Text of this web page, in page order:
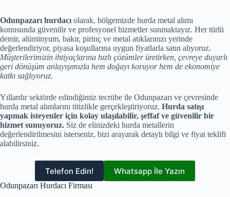
Odunpazarı hurdacı olarak, bölgemizde hurda metal alımı
konusunda güvenilir ve profesyonel hizmetler sunmaktayız. Her türlü
demir, alüminyum, bakır, pirinç ve metal atıklarınızı yerinde
değerlendiriyor, piyasa koşullarına uygun fiyatlarla satın alıyoruz.
Müşterilerimizin ihtiyaçlarına hızlı çözümler üretirken, çevreye duyarlı
geri dönüşüm anlayışımızla hem doğayı koruyor hem de ekonomiye
katkı sağlıyoruz.
Yıllardır sektörde edindiğimiz tecrübe ile Odunpazarı ve çevresinde
hurda metal alımlarını titizlikle gerçekleştiriyoruz. Hurda satışı
yapmak isteyenler için kolay ulaşılabilir, şeffaf ve güvenilir bir
hizmet sunuyoruz. Siz de elinizdeki hurda metallerin
değerlendirilmesini isterseniz, bizi arayarak detaylı bilgi ve fiyat teklifi
alabilirsiniz.
Telefon Edin! Whatsapp İle Yazın
Odunpazarı Hurdacı Firması